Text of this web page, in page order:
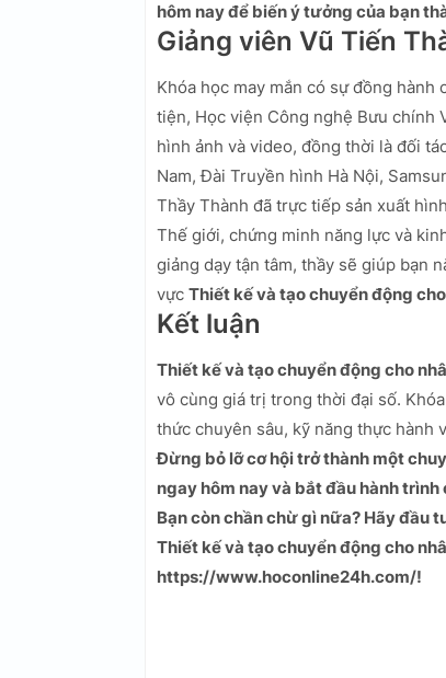
hôm nay để biến ý tưởng của bạn
Giảng viên Vũ Tiến
Khóa học may mắn có sự đồng hành
tiện, Học viện Công nghệ Bưu chính
hình ảnh và video, đồng thời là đối
Nam, Đài Truyền hình Hà Nội,
Thầy Thành đã trực tiếp sản xuất
Thế giới, chứng minh năng lực và
giảng dạy tận tâm, thầy sẽ giúp bạn
vực Thiết kế và tạo chuyển động
Kết luận
Thiết kế và tạo chuyển động cho
vô cùng giá trị trong thời đại số.
thức chuyên sâu, kỹ năng thực hành
Đừng bỏ lỡ cơ hội trở thành một
ngay hôm nay và bắt đầu hành
Bạn còn chần chừ gì nữa? Hãy đầu
Thiết kế và tạo chuyển động cho
https://www.hoconline24h.com/!